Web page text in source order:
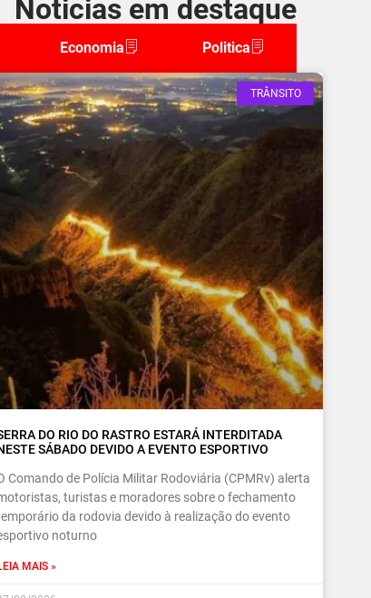
Noticias em destaque
Economia Politica
TRÂNSITO
DO RIO DO RASTRO ESTARÁ INTERDITADA
SÁBADO DEVIDO A EVENTO ESPORTIVO
Comando de Polícia Militar Rodoviária (CPMRv) alerta
turistas e moradores sobre o fechamento
da rodovia devido à realização do evento
noturno
MAIS »